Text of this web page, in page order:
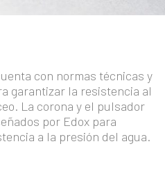
con normas técnicas y
garantizar la resistencia al
La corona y el pulsador
por Edox para
a la presión del agua.